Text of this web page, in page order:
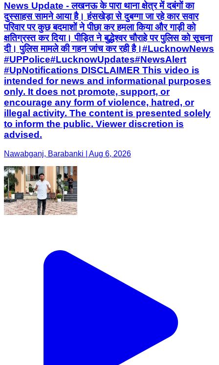
News Update - लखनऊ के पारा थाना क्षेत्र में दबंगों का
दुस्साहस सामने आया है। हंसखेड़ा से दुबग्गा जा रहे कार सवार
परिवार पर कुछ बदमाशों ने पीछा कर हमला किया और गाड़ी को
क्षतिग्रस्त कर दिया। पीड़ित ने बुद्धेश्वर चौराहे पर पुलिस को सूचना
दी। पुलिस मामले की गहन जांच कर रही है। ​#LucknowNews ​
#UPPolice ​#LucknowUpdates ​#NewsAlert ​
#UpNotifications DISCLAIMER This video is
intended for news and informational purposes
only. It does not promote, support, or
encourage any form of violence, hatred, or
illegal activity. The content is presented solely
to inform the public. Viewer discretion is
advised.
Nawabganj, Barabanki | Aug 6, 2026